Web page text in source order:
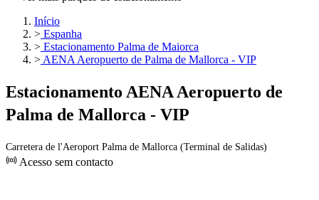
Início
> Espanha
> Estacionamento Palma de Maiorca
> AENA Aeropuerto de Palma de Mallorca - VIP
Estacionamento AENA Aeropuerto de
Palma de Mallorca - VIP
Carretera de l'Aeroport Palma de Mallorca (Terminal de Salidas)
Acesso sem contacto